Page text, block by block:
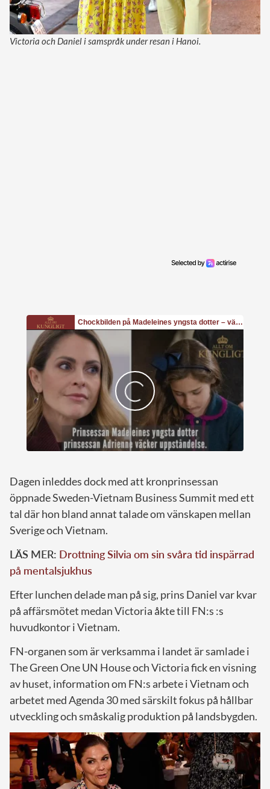
Victoria och Daniel i samspråk under resan i Hanoi.
Dagen inleddes dock med att kronprinsessan
öppnade Sweden-Vietnam Business Summit med ett
tal där hon bland annat talade om vänskapen mellan
Sverige och Vietnam.
LÄS MER: Drottning Silvia om sin svåra tid inspärrad
på mentalsjukhus
Efter lunchen delade man på sig, prins Daniel var kvar
på affärsmötet medan Victoria åkte till FN:s :s
huvudkontor i Vietnam.
FN-organen som är verksamma i landet är samlade i
The Green One UN House och Victoria fick en visning
av huset, information om FN:s arbete i Vietnam och
arbetet med Agenda 30 med särskilt fokus på hållbar
utveckling och småskalig produktion på landsbygden.